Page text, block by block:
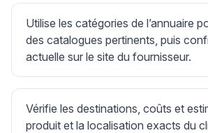
Utilise les catégories de l’annuaire
des catalogues pertinents, puis
actuelle sur le site du fournisseur.
Vérifie les destinations, coûts et
produit et la localisation exacts du